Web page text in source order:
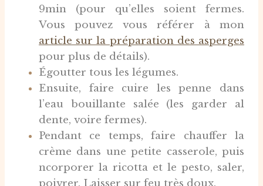
9min (pour qu’elles soient fermes.
Vous pouvez vous référer à mon
article sur la préparation des asperges
pour plus de détails).
Égoutter tous les légumes.
Ensuite, faire cuire les penne dans
l’eau bouillante salée (les garder al
dente, voire fermes).
Pendant ce temps, faire chauffer la
crème dans une petite casserole, puis
ncorporer la ricotta et le pesto, saler,
poivrer. Laisser sur feu très doux.